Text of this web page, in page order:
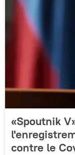
«Spoutnik
contre le